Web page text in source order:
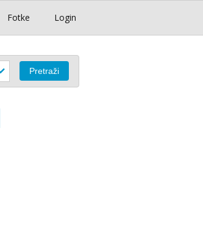
Login
Fotke